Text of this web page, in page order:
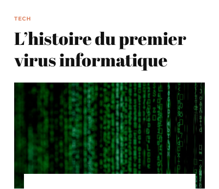
TECH
L’histoire du premier
virus informatique